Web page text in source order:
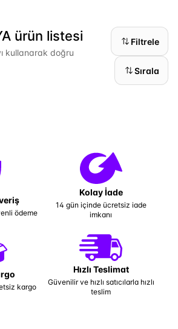
ürün listesi
kullanarak doğru
Filtrele
Sırala
ödeme
Kolay İade
14 gün içinde ücretsiz iade
imkanı
kargo
Hızlı Teslimat
Güvenilir ve hızlı satıcılarla hızlı
teslim